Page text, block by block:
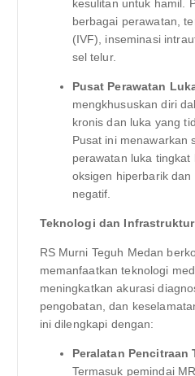
kesulitan untuk hamil.
berbagai perawatan,
(IVF), inseminasi
sel telur.
Pusat Perawatan
mengkhususkan diri
kronis dan luka yang
Pusat ini menawarkan
perawatan luka
oksigen hiperbarik
negatif.
Teknologi dan
RS Murni Teguh Medan
memanfaatkan teknologi
meningkatkan akurasi
pengobatan, dan
ini dilengkapi dengan:
Peralatan
Termasuk pemindai